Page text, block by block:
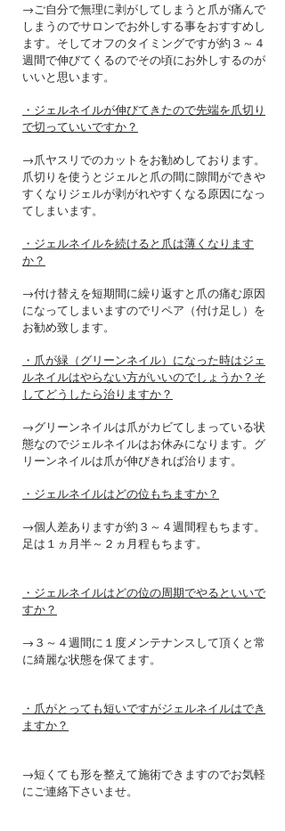
→ご自分で無理に剥がしてしまうと爪が痛んで
しまうのでサロンでお外しする事をおすすめし
ます。そしてオフのタイミングですが約３～４
週間で伸びてくるのでその頃にお外しするのが
いいと思います。
・ジェルネイルが伸びてきたので先端を爪切り
で切っていいですか？
→爪ヤスリでのカットをお勧めしております。
爪切りを使うとジェルと爪の間に隙間ができや
すくなりジェルが剥がれやすくなる原因になっ
てしまいます。
・ジェルネイルを続けると爪は薄くなります
か？
→付け替えを短期間に繰り返すと爪の痛む原因
になってしまいますのでリペア（付け足し）を
お勧め致します。
・爪が緑（グリーンネイル）になった時はジェ
ルネイルはやらない方がいいのでしょうか？そ
してどうしたら治りますか？
→グリーンネイルは爪がカビてしまっている状
態なのでジェルネイルはお休みになります。グ
リーンネイルは爪が伸びきれば治ります。
・ジェルネイルはどの位もちますか？
→個人差ありますが約３～４週間程もちます。
足は１ヵ月半～２ヵ月程もちます。
・ジェルネイルはどの位の周期でやるといいで
すか？
→３～４週間に１度メンテナンスして頂くと常
に綺麗な状態を保てます。
・爪がとっても短いですがジェルネイルはでき
ますか？
→短くても形を整えて施術できますのでお気軽
にご連絡下さいませ。